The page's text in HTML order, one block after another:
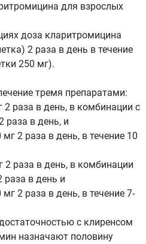
для взрослых
доза кларитромицина
2 раза в день в течение
250 мг).
тремя препаратами:
раза в день, в комбинации с
раза в день, и
2 раза в день, в течение 10
раза в день, в комбинации
раза в день и
2 раза в день, в течение 7-
с клиренсом
назначают половину